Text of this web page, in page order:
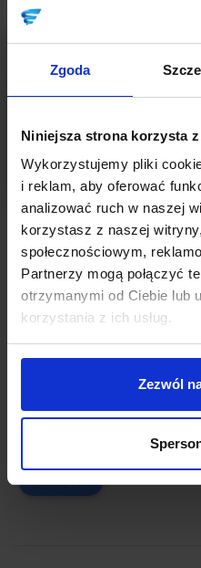
Zgoda
Niniejsza strona korzysta
Wykorzystujemy pliki
i reklam, aby oferować
analizować ruch w naszej
korzystasz z naszej
społecznościowym,
Partnerzy mogą połączyć
otrzymanymi od Ciebie lub
korzystania z ich usług.
Zezwól
OBOWIĄZKOWE LEKTURY
Obowiązkowe lektury
Musk. Biografia twórcy
Ashlee Vance
Autor:Paulina Pietrzak-Jaworska
wielkości małej cegły.
rozwoju technologicznego –
płytach CD, chmurze
CZYTAJ